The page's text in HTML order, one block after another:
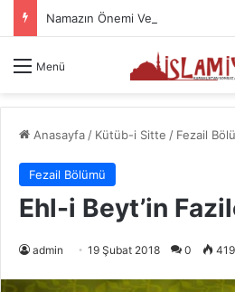
Namazın Önemi Ve Fazileti
Menü
Anasayfa/ Kütüb-i Sitte / Fezail
Fezail Bölümü
Ehl-i Beyt’in
admin 19 Şubat 2018 0 419